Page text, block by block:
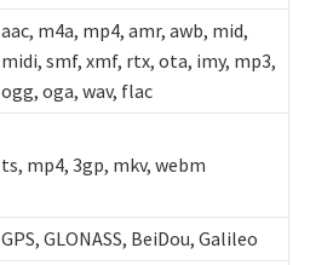
aac, m4a, mp4, amr, awb, mid,
midi, smf, xmf, rtx, ota, imy, mp3,
ogg, oga, wav, flac
ts, mp4, 3gp, mkv, webm
GPS, GLONASS, BeiDou, Galileo